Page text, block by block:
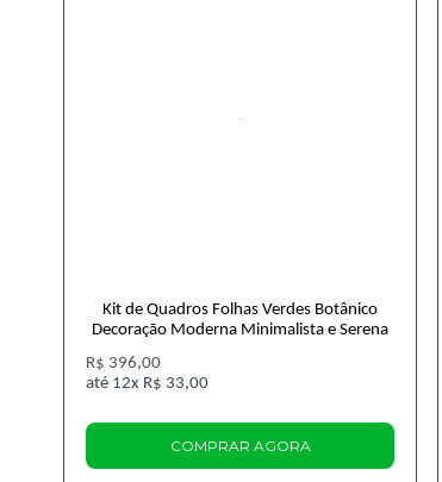
Kit de Quadros Folhas Verdes Botânico
Decoração Moderna Minimalista e Serena
R$ 396,00
12x R$ 33,00
COMPRAR AGORA